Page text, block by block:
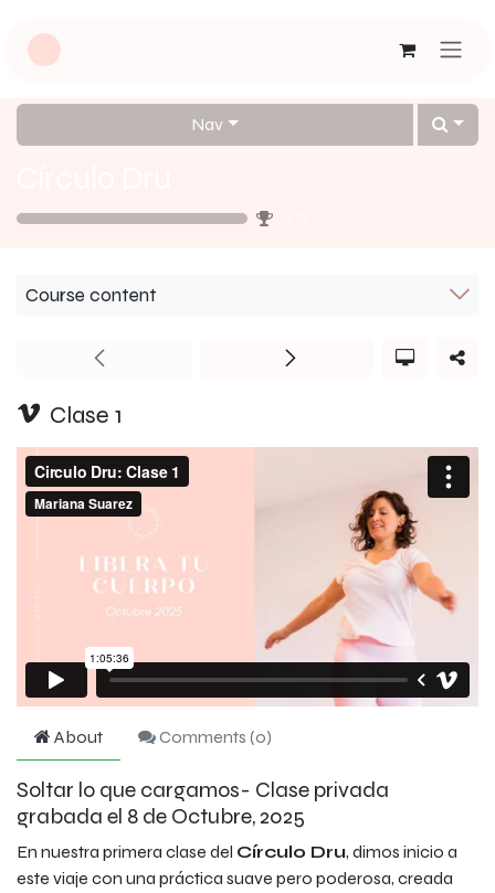
Nav
Course content
Clase 1
About Comments (0)
Soltar lo que cargamos- Clase privada
grabada el 8 de Octubre, 2025
En nuestra primera clase del Círculo Dru, dimos inicio a
este viaje con una práctica suave pero poderosa, creada